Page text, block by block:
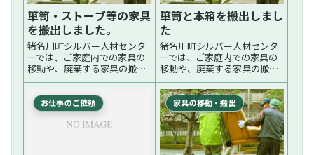
箪笥・ストーブ等の家具
を搬出しました。
猪名川町シルバー人材センタ
ーでは、ご家庭内での家具の
移動や、廃棄する家具の搬出
をしております。大きくてご
さいは当センターにご相談く
ださい。先日は、箪笥、スト
ーブ等の家具3点を2階からガ
箪笥と本箱を搬出しまし
た
猪名川町シルバー人材センタ
ーでは、ご家庭内での家具の
移動や、廃棄する家具の搬出
をしております。大きくてご
家庭ではできない等お困りの
さいは当センターにご相談く
ださい。先日は、箪笥2竿と本
棚を外に搬出しました。費用
の目安家具3点程度で4,739...
続く
お仕事のご依頼 家具の移動・搬出